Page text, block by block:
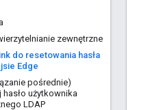
zewnętrzne
do resetowania hasła
Edge
pośrednie)
hasło użytkownika
LDAP